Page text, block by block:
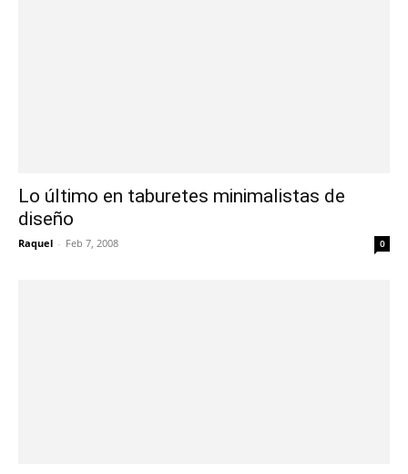
Lo último en taburetes minimalistas de
diseño
Raquel - Feb 7, 2008 0